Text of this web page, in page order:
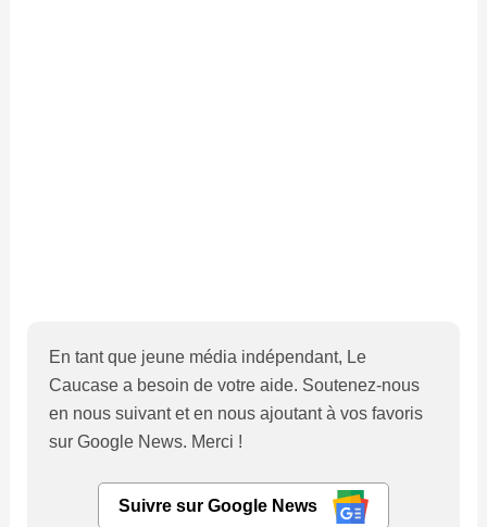
En tant que jeune média indépendant, Le
Caucase a besoin de votre aide. Soutenez-nous
en nous suivant et en nous ajoutant à vos favoris
sur Google News. Merci !
Suivre sur Google News